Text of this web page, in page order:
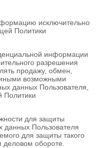
исключительно
Политики
информации
разрешения
продажу, обмен,
возможными
данных Пользователя,
Политики
для защиты
данных Пользователя
для защиты такого
обороте.